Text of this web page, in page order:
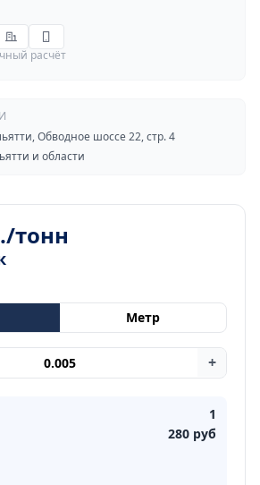
расчёт
Обводное шоссе 22, стр. 4
и области
тонн
Метр
+
1
280 руб